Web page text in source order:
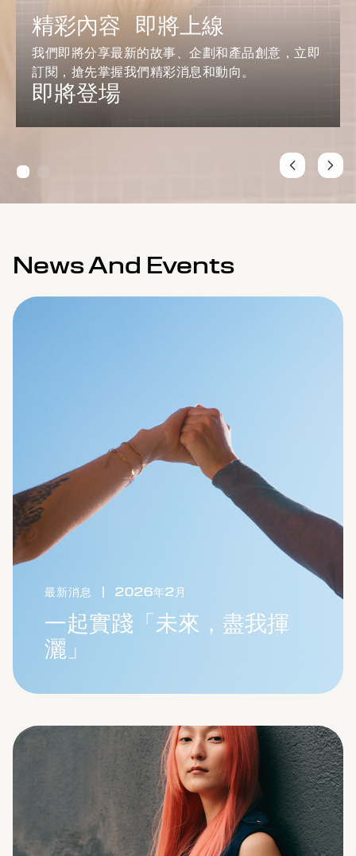
精彩內容 即將上線
我們即將分享最新的故事、企劃和產品創意，立即
訂閱，搶先掌握我們精彩消息和動向。
即將登場
News And Events
最新消息 2026年2月
一起實踐「未來，盡我揮
灑」